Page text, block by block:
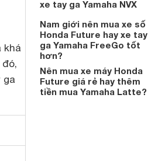
khá
ga
xe tay ga Yamaha NVX
Nam giới nên mua xe số
Honda Future hay xe tay
ga Yamaha FreeGo tốt
hơn?
Nên mua xe máy Honda
Future giá rẻ hay thêm
tiền mua Yamaha Latte?